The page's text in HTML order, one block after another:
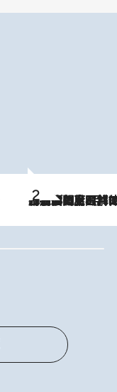
2026.8.8
「最後に見られてよかった」上野動物園の東園パンダ舎が解体前に特別公開。8月16日まで延長されたパネル展と共に辿る“半世紀”のパンダ飼育《解体工事の図面あり》